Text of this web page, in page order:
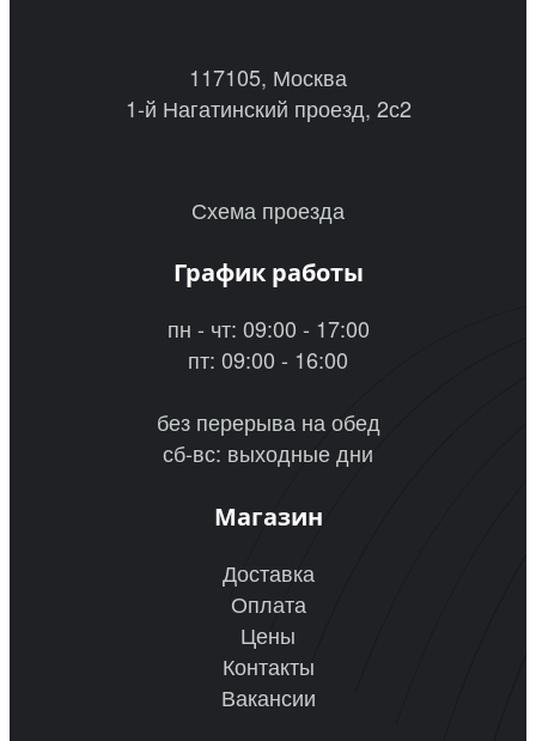
117105, Москва
1-й Нагатинский проезд, 2с2
Схема проезда
График работы
пн - чт: 09:00 - 17:00
пт: 09:00 - 16:00
без перерыва на обед
сб-вс: выходные дни
Магазин
Доставка
Оплата
Цены
Контакты
Вакансии